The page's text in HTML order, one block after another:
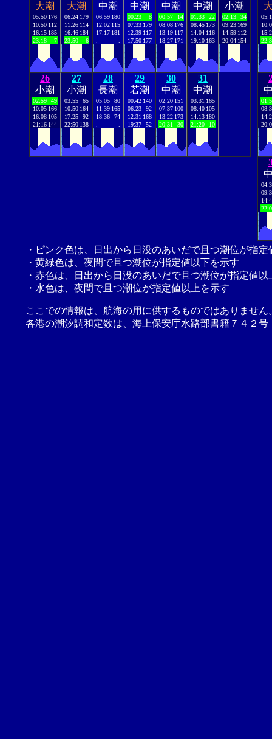
大潮
05:50 176
10:50 112
16:15 185
23:18
7
大潮
06:24 179
11:26 114
16:46 184
23:50
6
中潮
06:59 180
12:02 115
17:17 181
中潮
00:23
8
07:33 179
12:39 117
17:50 177
中潮
00:57
14
08:08 176
13:19 117
18:27 171
中潮
01:33
22
08:45 173
14:04 116
19:10 163
小潮
02:13
34
09:23 169
14:59 112
20:04 154
26
小潮
02:59
49
10:05 166
16:08 105
21:16 144
27
小潮
03:55
65
10:50 164
17:25
92
22:50 138
28
長潮
05:05
80
11:39 165
18:36
74
29
若潮
00:42 140
06:23
92
12:31 168
19:37
52
30
中潮
02:20 151
07:37 100
13:22 173
20:31
30
31
中潮
03:31 165
08:40 105
14:13 180
21:20
10
・ピンク色は、日出から日没のあいだで且つ潮位が指
・黄緑色は、夜間で且つ潮位が指定値以下を示す
・赤色は、日出から日没のあいだで且つ潮位が指定値以
・水色は、夜間で且つ潮位が指定値以上を示す
ここでの情報は、航海の用に供するものではありませ
各港の潮汐調和定数は、海上保安庁水路部書籍７４２